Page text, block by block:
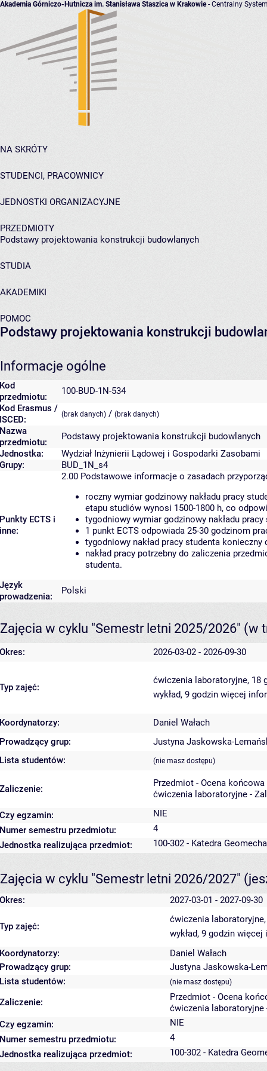
Akademia Górniczo-Hutnicza im. Stanisława Staszica w Krakowie- Centralny
NA SKRÓTY
STUDENCI, PRACOWNICY
JEDNOSTKI ORGANIZACYJNE
PRZEDMIOTY
Podstawy projektowania konstrukcji budowlanych
STUDIA
AKADEMIKI
POMOC
Podstawy projektowania konstrukcji
Informacje ogólne
Kod
przedmiotu:
100-BUD-1N-534
Kod Erasmus /
ISCED:
(brak danych) / (brak danych)
Nazwa
przedmiotu:
Podstawy projektowania konstrukcji budowlanych
Jednostka:
Wydział Inżynierii Lądowej i Gospodarki Zasobami
Grupy:
BUD_1N_s4
Punkty ECTS i
inne:
2.00 Podstawowe informacje o zasadach
roczny wymiar godzinowy nakładu pracy
etapu studiów wynosi 1500-1800 h, co
tygodniowy wymiar godzinowy nakładu
1 punkt ECTS odpowiada 25-30 godzinom
tygodniowy nakład pracy studenta
nakład pracy potrzebny do zaliczenia
studenta.
Język
prowadzenia:
Polski
Zajęcia w cyklu "Semestr letni 2025/2026" (w
Okres: 2026-03-02 - 2026-09-30
Typ zajęć:
ćwiczenia laboratoryjne, 18
wykład, 9 godzin więcej
Koordynatorzy:
Daniel Wałach
Prowadzący grup:
Justyna Jaskowska-
Lista studentów:
(nie masz dostępu)
Zaliczenie:
Przedmiot - Ocena
ćwiczenia laboratoryjne -
Czy egzamin:
NIE
Numer semestru przedmiotu:
4
Jednostka realizująca przedmiot:
100-302 - Katedra
Zajęcia w cyklu "Semestr letni 2026/2027"
Okres: 2027-03-01 - 2027-09-30
Typ zajęć:
ćwiczenia
wykład, 9 godzin więcej
Koordynatorzy:
Daniel Wałach
Prowadzący grup:
Justyna Jaskowska-
Lista studentów:
(nie masz dostępu)
Zaliczenie:
Przedmiot - Ocena
ćwiczenia laboratoryjne
Czy egzamin:
NIE
Numer semestru przedmiotu:
4
Jednostka realizująca przedmiot:
100-302 - Katedra